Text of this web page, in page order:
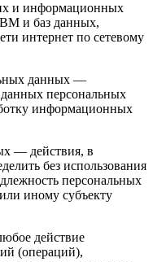
и информационных
и баз данных,
интернет по сетевому
данных —
персональных
информационных
— действия, в
без использования
персональных
иному субъекту
действие
(операций),